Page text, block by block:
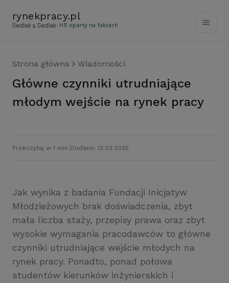
rynekpracy.pl
- HR oparty na faktach
Strona główna Wiadomości
Główne czynniki utrudniające
młodym wejście na rynek pracy
Przeczytaj w 1 min. Dodano: 13.03.2025
Jak wynika z badania Fundacji Inicjatyw
Młodzieżowych brak doświadczenia, zbyt
mała liczba staży, przepisy prawa oraz zbyt
wysokie wymagania pracodawców to główne
czynniki utrudniające wejście młodych na
rynek pracy. Ponadto, ponad połowa
studentów kierunków inżynierskich i